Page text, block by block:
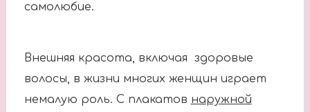
самолюбие.
Внешняя красота, включая здоровые
волосы, в жизни многих женщин играет
немалую роль. С плакатов наружной